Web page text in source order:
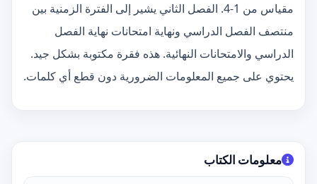
مقياس من 1-4. الفصل الثاني يشير إلى الفترة الزمنية بين
منتصف الفصل الدراسي ونهاية امتحانات نهاية الفصل
الدراسي والامتحانات النهائية. هذه فقرة مكتوبة بشكل جيد.
يحتوي على جميع المعلومات الضرورية دون قطع أي كلمات.
معلومات الكتاب